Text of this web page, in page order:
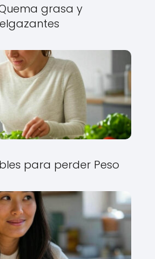
grasa y
para perder Peso